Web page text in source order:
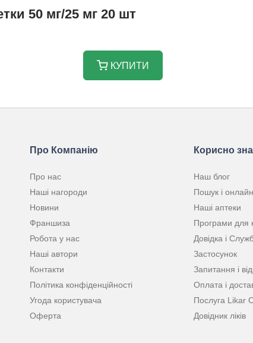
50 мг/25 мг 20 шт
КУПИТИ
Про Компанію
Про нас
Наші нагороди
Новини
Франшиза
Робота у нас
Наші автори
Контакти
Політика конфіденційності
Угода користувача
Оферта
Корисно
Наш блог
Пошук і
Наші аптеки
Програми для
Довідка і
Застосунок
Запитання і
Оплата і
Послуга Likar
Довідник ліків